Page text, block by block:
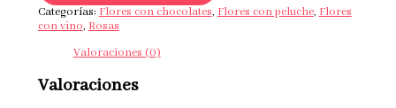
Categorías:Flores con chocolates,Flores con peluche,Flores
con vino,Rosas
Valoraciones (0)
Valoraciones